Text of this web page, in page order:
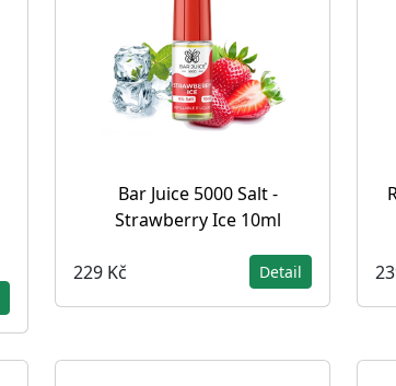
Bar Juice 5000 Salt -
Strawberry Ice 10ml
229 Kč Detail